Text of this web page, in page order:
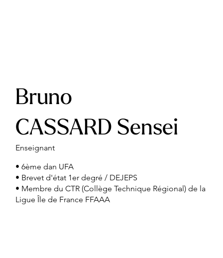
Bruno
CASSARD Sensei
Enseignant
• 6ème dan UFA
• Brevet d'état 1er degré / DEJEPS
• Membre du CTR (Collège Technique Régional) de la
Ligue Île de France FFAAA